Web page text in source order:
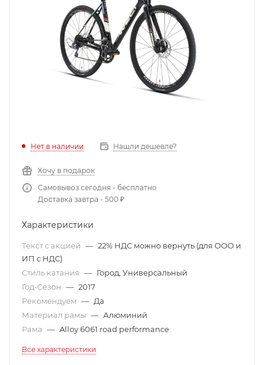
Нет в наличии Нашли дешевле?
Хочу в подарок
Самовывоз сегодня - бесплатно
Доставка завтра - 500 ₽
Характеристики
Текст с акцией — 22% НДС можно вернуть (для ООО и
ИП с НДС)
Стиль катания — Город, Универсальный
Год-Сезон — 2017
Рекомендуем — Да
Материал рамы — Алюминий
Рама — Alloy 6061 road performance
Все характеристики